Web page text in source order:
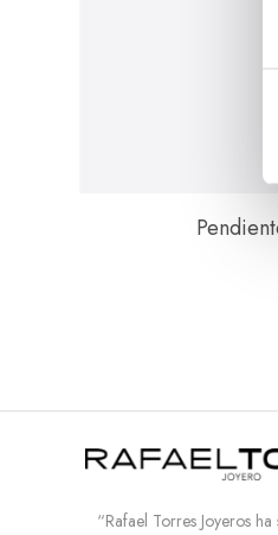
n
e
i
i
“Rafael Torres Joyeros